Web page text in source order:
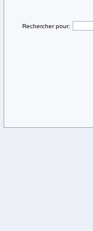
Rechercher pour: